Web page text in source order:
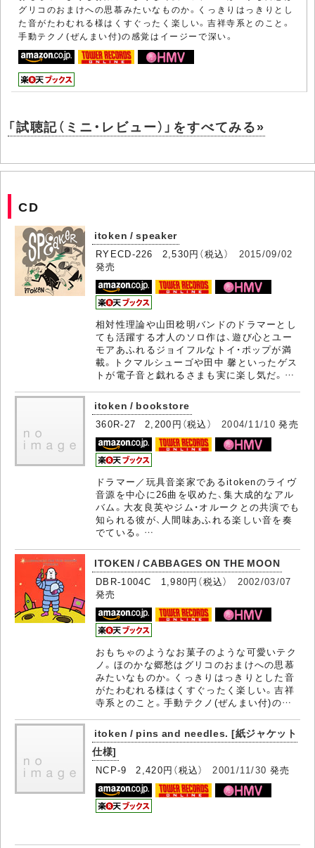
グリコのおまけへの思慕みたいなものか。くっきりはっきりとし
た音がたわむれる様はくすぐったく楽しい。吉祥寺系とのこと。
手動テクノ(ぜんまい付)の感覚はイージーで深い。
「試聴記（ミニ・レビュー）」をすべてみる»
CD
itoken / speaker
RYECD-226 2,530円（税込） 2015/09/02
発売
相対性理論や山田稔明バンドのドラマーとし
ても活躍する才人のソロ作は、遊び心とユー
モアあふれるジョイフルなトイ・ポップが満
載。トクマルシューゴや田中 馨といったゲス
トが電子音と戯れるさまも実に楽し気だ。…
itoken / bookstore
360R-27 2,200円（税込） 2004/11/10 発売
ドラマー／玩具音楽家であるitokenのライヴ
音源を中心に26曲を収めた、集大成的なアル
バム。大友良英やジム・オルークとの共演でも
知られる彼が、人間味あふれる楽しい音を奏
でている。…
ITOKEN / CABBAGES ON THE MOON
DBR-1004C 1,980円（税込） 2002/03/07
発売
おもちゃのようなお菓子のような可愛いテク
ノ。ほのかな郷愁はグリコのおまけへの思慕
みたいなものか。くっきりはっきりとした音
がたわむれる様はくすぐったく楽しい。吉祥
寺系とのこと。手動テクノ(ぜんまい付)の…
itoken / pins and needles. [紙ジャケット
仕様]
NCP-9 2,420円（税込）2001/11/30 発売